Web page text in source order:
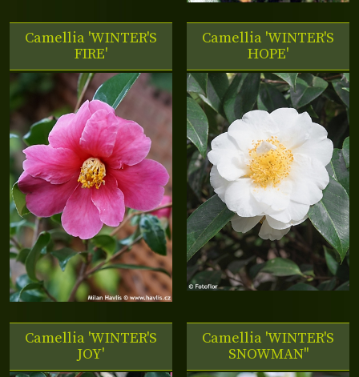
Camellia 'WINTER'S
FIRE'
Camellia 'WINTER'S
HOPE'
Camellia 'WINTER'S
JOY'
Camellia 'WINTER'S
SNOWMAN''